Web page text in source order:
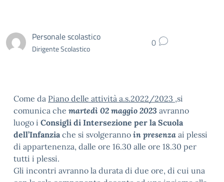
Personale scolastico
Dirigente Scolastico 0
Come da Piano delle attività a.s.2022/2023 ,si
comunica che martedì 02 maggio 2023 avranno
luogo i Consigli di Intersezione per la Scuola
dell’Infanziache si svolgeranno in presenza ai plessi
di appartenenza, dalle ore 16.30 alle ore 18.30 per
tutti i plessi.
Gli incontri avranno la durata di due ore, di cui una